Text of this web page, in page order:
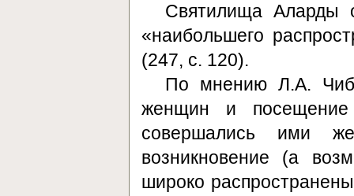
Святилища Аларды
«наибольшего
(247, с. 120).
По мнению Л.А.
женщин и посещение
совершались ими
возникновение (а
широко